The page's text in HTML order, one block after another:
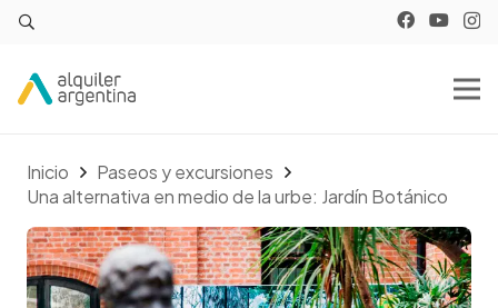
Inicio
Paseos y excursiones
Una alternativa en medio de la urbe: Jardín Botánico